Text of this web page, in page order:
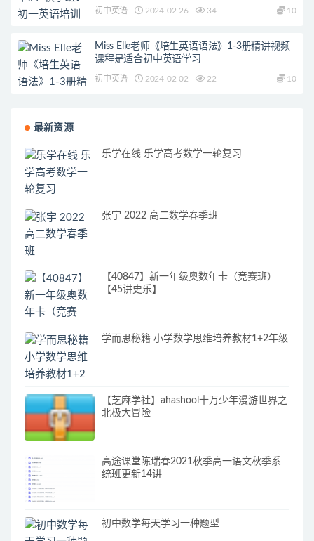
初中英语 2024-02-26 34 10
Miss Elle老师《培生英语语法》1-3册精讲视频
课程是适合初中英语学习
初中英语 2024-02-02 22 10
最新资源
乐学在线 乐学高考数学一轮复习
张宇 2022 高二数学春季班
【40847】新一年级奥数年卡（竞赛班）
【45讲史乐】
学而思秘籍 小学数学思维培养教材1+2年级
【芝麻学社】ahashool十万少年漫游世界之
北极大冒险
高途课堂陈瑞春2021秋季高一语文秋季系
统班更新14讲
初中数学每天学习一种题型